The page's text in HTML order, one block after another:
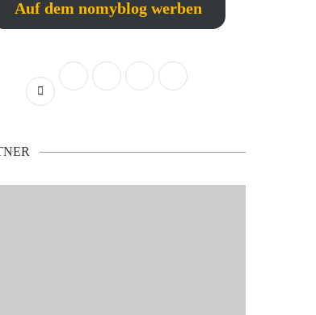
Auf dem nomyblog werben